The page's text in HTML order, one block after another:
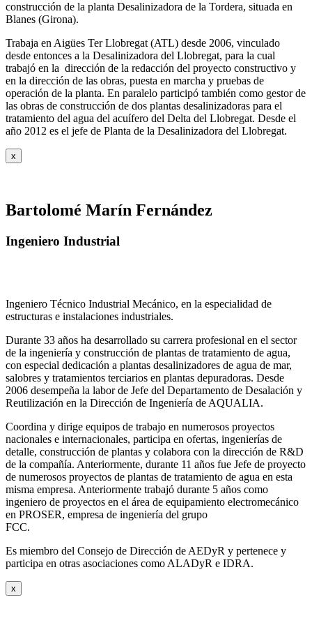
construcción de la planta Desalinizadora de la Tordera, situada en
Blanes (Girona).
Trabaja en Aigües Ter Llobregat (ATL) desde 2006, vinculado
desde entonces a la Desalinizadora del Llobregat, para la cual
trabajó en la dirección de la redacción del proyecto constructivo y
en la dirección de las obras, puesta en marcha y pruebas de
operación de la planta. En paralelo participó también como gestor de
las obras de construcción de dos plantas desalinizadoras para el
tratamiento del agua del acuífero del Delta del Llobregat. Desde el
año 2012 es el jefe de Planta de la Desalinizadora del Llobregat.
x
Bartolomé Marín Fernández
Ingeniero Industrial
Ingeniero Técnico Industrial Mecánico, en la especialidad de
estructuras e instalaciones industriales.
Durante 33 años ha desarrollado su carrera profesional en el sector
de la ingeniería y construcción de plantas de tratamiento de agua,
con especial dedicación a plantas desalinizadores de agua de mar,
salobres y tratamientos terciarios en plantas depuradoras. Desde
2006 desempeña la labor de Jefe del Departamento de Desalación y
Reutilización en la Dirección de Ingeniería de AQUALIA.
Coordina y dirige equipos de trabajo en numerosos proyectos
nacionales e internacionales, participa en ofertas, ingenierías de
detalle, construcción de plantas y colabora con la dirección de R&D
de la compañía. Anteriormente, durante 11 años fue Jefe de proyecto
de numerosos proyectos de plantas de tratamiento de agua en esta
misma empresa. Anteriormente trabajó durante 5 años como
ingeniero de proyectos en el área de equipamiento electromecánico
en PROSER, empresa de ingeniería del grupo
FCC.
Es miembro del Consejo de Dirección de AEDyR y pertenece y
participa en otras asociaciones como ALADyR e IDRA.
x